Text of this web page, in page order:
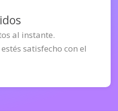
al instante.
satisfecho con el